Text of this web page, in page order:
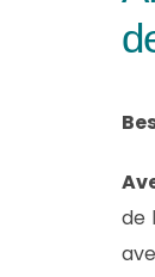
de